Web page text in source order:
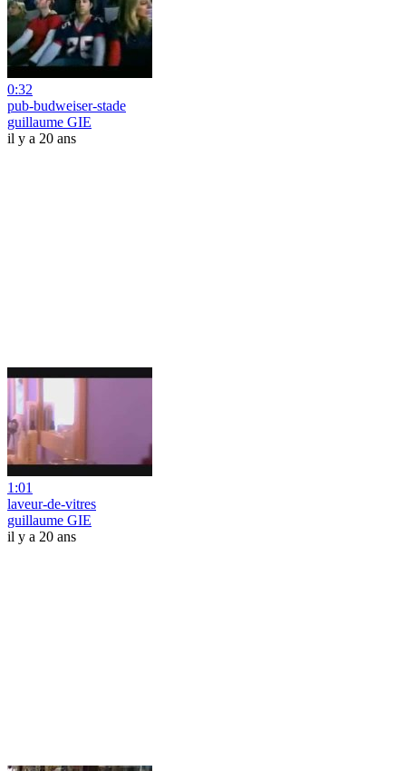
0:32
pub-budweiser-stade
guillaume GIE
il y a 20 ans
1:01
laveur-de-vitres
guillaume GIE
il y a 20 ans